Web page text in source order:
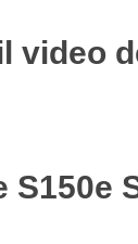
video
S150e